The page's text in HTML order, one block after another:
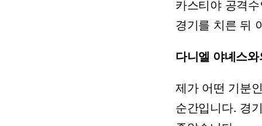
카스티야 공격
경기를 치른 뒤
다니엘 야녜스와
제가 어떤 기분
순간입니다. 경